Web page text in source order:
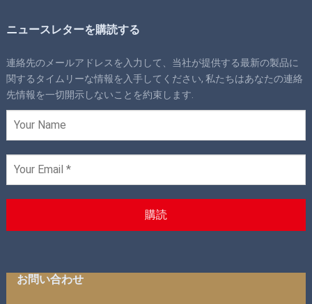
ニュースレターを購読する
連絡先のメールアドレスを入力して、当社が提供する最新の製品に
関するタイムリーな情報を入手してください, 私たちはあなたの連絡
先情報を一切開示しないことを約束します.
お問い合わせ